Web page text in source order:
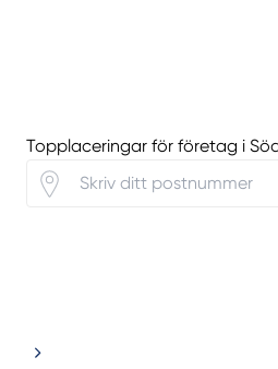
Topplaceringar för företag i